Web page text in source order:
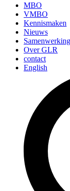
MBO
VMBO
Kennismaken
Nieuws
Samenwerking
Over GLR
contact
English